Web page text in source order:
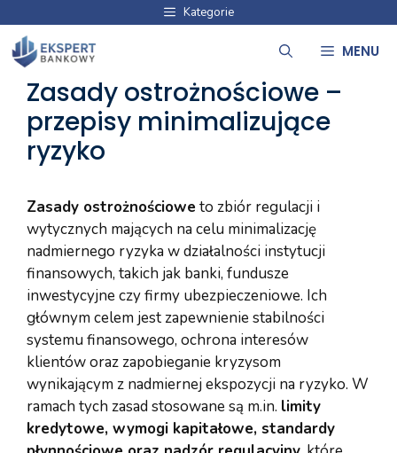
treści
Kategorie
MENU
Zasady ostrożnościowe –
przepisy minimalizujące
ryzyko
Zasady ostrożnościowe to zbiór regulacji i
wytycznych mających na celu minimalizację
nadmiernego ryzyka w działalności instytucji
finansowych, takich jak banki, fundusze
inwestycyjne czy firmy ubezpieczeniowe. Ich
głównym celem jest zapewnienie stabilności
systemu finansowego, ochrona interesów
klientów oraz zapobieganie kryzysom
wynikającym z nadmiernej ekspozycji na ryzyko. W
ramach tych zasad stosowane są m.in. limity
kredytowe, wymogi kapitałowe, standardy